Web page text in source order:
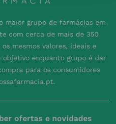
maior grupo de farmácias em
com cerca de mais de 350
mesmos valores, ideais e
objetivo enquanto grupo é dar
para os consumidores
ofertas e novidades